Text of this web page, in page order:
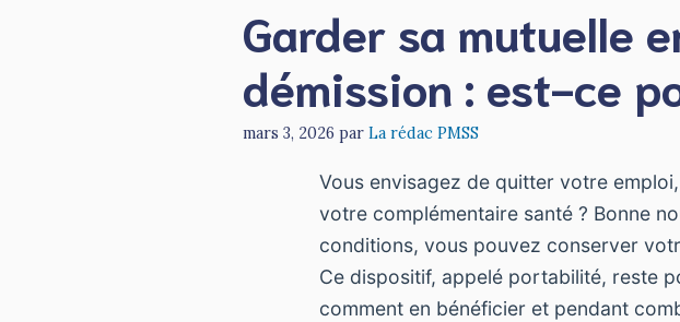
Garder sa mutuelle
démission : est-ce
mars 3, 2026 par La rédac PMSS
Vous envisagez de quitter votre
votre complémentaire santé ? Bonne
conditions, vous pouvez conserver
Ce dispositif, appelé portabilité, reste
comment en bénéficier et pendant